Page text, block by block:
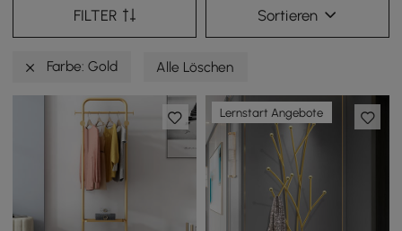
FILTER Sortieren
Farbe: Gold Alle Löschen
Lernstart Angebote